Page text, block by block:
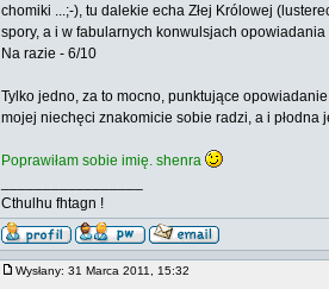
chomiki ...;-), tu dalekie echa Złej Królowej
spory, a i w fabularnych konwulsjach opowiadania
Na razie - 6/10
Tylko jedno, za to mocno, punktujące
mojej niechęci znakomicie sobie radzi, a i płodna
Poprawiłam sobie imię. shenra
Cthulhu fhtagn !
Wysłany: 31 Marca 2011, 15:32